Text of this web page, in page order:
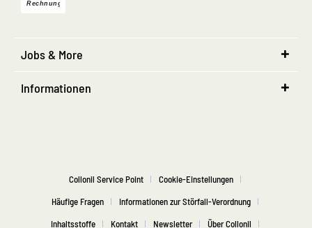
Jobs & More
Informationen
Collonil Service Point
Cookie-Einstellungen
Häufige Fragen
Informationen zur Störfall-Verordnung
Inhaltsstoffe
Kontakt Newsletter Über Collonil